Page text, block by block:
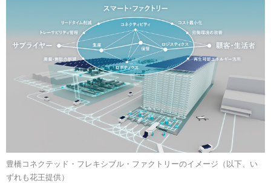
豊橋コネクテッド・フレキシブル・ファクトリーのイメージ（以下、い
ずれも花王提供）